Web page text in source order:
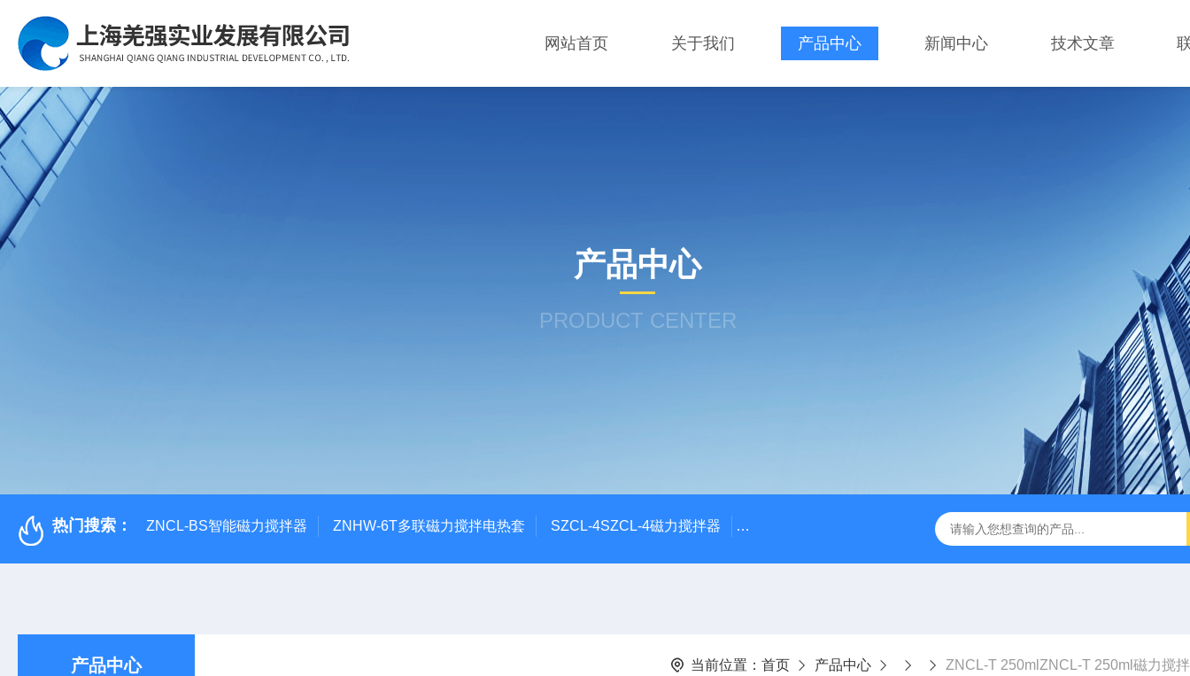
网站首页 关于我们 产品中心 新闻中心 技术文章
产品中心
PRODUCT CENTER
热门搜索： ZNCL-BS智能磁力搅拌器 ZNHW-6T多联磁力搅拌电热套 SZCL-4SZCL-4磁力搅拌器 DF-101C集热式磁力搅拌器 ZNCL-G-C型磁力搅拌加热锅
产品中心 当前位置： 首页 产品中心 ZNCL-T 250mlZNCL-T 250ml磁力搅